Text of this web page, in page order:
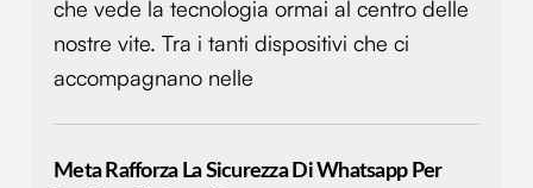
che vede la tecnologia ormai al centro delle
nostre vite. Tra i tanti dispositivi che ci
accompagnano nelle
Meta Rafforza La Sicurezza Di Whatsapp Per